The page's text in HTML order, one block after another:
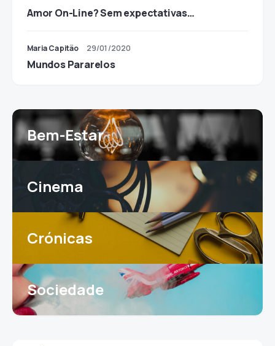
Amor On-Line? Sem expectativas…
Maria Capitão 29/01/2020
Mundos Pararelos
Bem-Estar
Cinema
Crónicas
Sociedade